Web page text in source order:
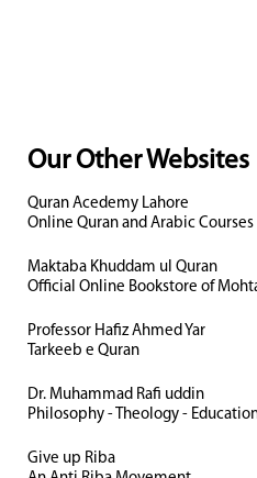
Our Other Websites
Quran Acedemy Lahore
Online Quran and Arabic Courses
Maktaba Khuddam ul Quran
Official Online Bookstore of
Professor Hafiz Ahmed Yar
Tarkeeb e Quran
Dr. Muhammad Rafi uddin
Philosophy - Theology -
Give up Riba